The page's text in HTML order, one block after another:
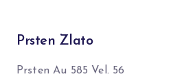
Prsten Zlato
Prsten Au 585 Vel. 56